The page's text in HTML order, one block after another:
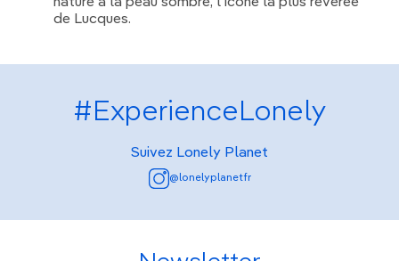
de Lucques.
#ExperienceLonely
Suivez Lonely Planet
@lonelyplanetfr